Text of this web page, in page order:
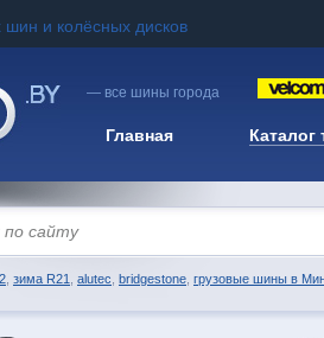
и колёсных дисков
— все шины города
Главная Каталог
зима R21 alutec bridgestone грузовые шины в